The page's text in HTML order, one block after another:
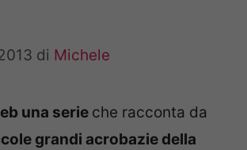
di Michele
una serie che racconta da
grandi acrobazie della